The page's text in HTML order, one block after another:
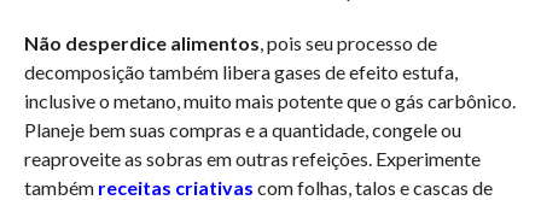
Não desperdice alimentos, pois seu processo de
decomposição também libera gases de efeito estufa,
inclusive o metano, muito mais potente que o gás carbônico.
Planeje bem suas compras e a quantidade, congele ou
reaproveite as sobras em outras refeições. Experimente
também receitas criativas com folhas, talos e cascas de